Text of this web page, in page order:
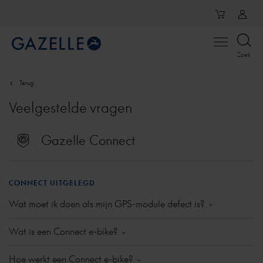
Open
Zoek
Terug
Veelgestelde vragen
Gazelle Connect
CONNECT UITGELEGD
Wat moet ik doen als mijn GPS-module defect is?
controleren bij je dealer. Als het defect wordt
Wat is een Connect e-bike?
Hoe werkt een Connect e-bike?